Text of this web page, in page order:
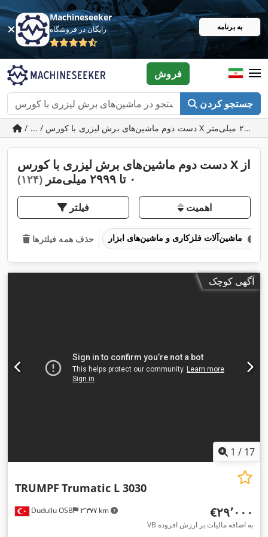
Machineseeker
رایگان در فروشگاه به برنامه
جستجو کردن
فروش
دست دوم ماشین‌های برش لیزری با کورس X از
۰ تا ۲۹۹۹ میلی‌متر
(۱۲۴)
فیلتر اهمیت
حذف همه فیلترها
آگهی کوچک
1 / 17
Dudullu OSB ۲٬۳۷۷ km
TRUMPF Trumatic L 3030
‎€۲۹٬۰۰۰
VB به اضافه مالیات بر ارزش افزوده